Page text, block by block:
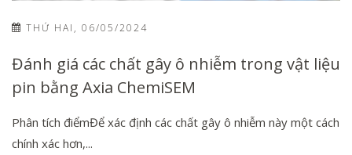
THỨ HAI, 06/05/2024
Đánh giá các chất gây ô nhiễm trong vật liệu
pin bằng Axia ChemiSEM
Phân tích điểmĐể xác định các chất gây ô nhiễm này một cách
chính xác hơn,...